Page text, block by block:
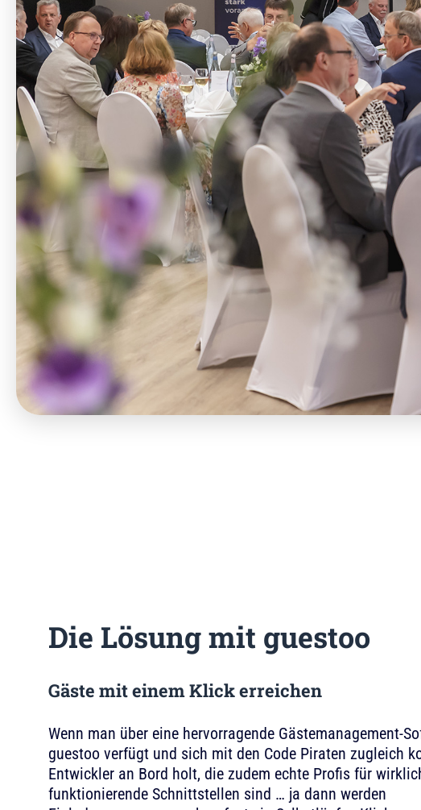
Die Lösung mit guestoo
Gäste mit einem Klick erreichen
Wenn man über eine hervorragende Gästemanagement-
guestoo verfügt und sich mit den Code Piraten zugleich
Entwickler an Bord holt, die zudem echte Profis für
funktionierende Schnittstellen sind … ja dann werden